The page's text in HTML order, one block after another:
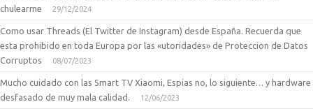
chulearme
29/12/2024
Como usar Threads (El Twitter de Instagram) desde España. Recuerda que
esta prohibido en toda Europa por las «utoridades» de Proteccion de Datos
Corruptos
08/07/2023
Mucho cuidado con las Smart TV Xiaomi, Espias no, lo siguiente… y hardware
desfasado de muy mala calidad.
12/06/2023